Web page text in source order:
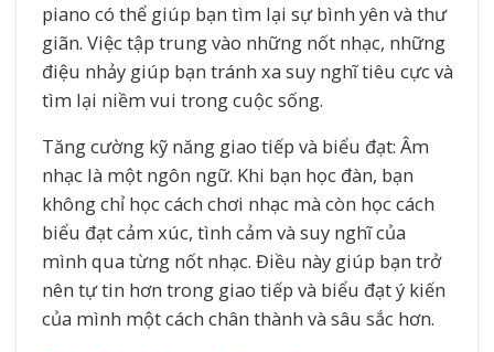
piano có thể giúp bạn tìm lại sự bình yên và thư
giãn. Việc tập trung vào những nốt nhạc, những
điệu nhảy giúp bạn tránh xa suy nghĩ tiêu cực và
tìm lại niềm vui trong cuộc sống.
Tăng cường kỹ năng giao tiếp và biểu đạt: Âm
nhạc là một ngôn ngữ. Khi bạn học đàn, bạn
không chỉ học cách chơi nhạc mà còn học cách
biểu đạt cảm xúc, tình cảm và suy nghĩ của
mình qua từng nốt nhạc. Điều này giúp bạn trở
nên tự tin hơn trong giao tiếp và biểu đạt ý kiến
của mình một cách chân thành và sâu sắc hơn.